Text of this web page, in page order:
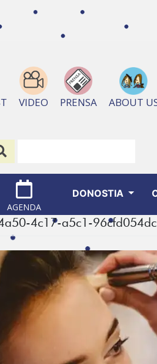
VIDEO PRENSA ABOUT
AGENDA
DONOSTIA
4c17-a5c1-